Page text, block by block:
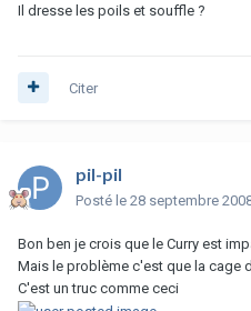
Il dresse les poils et souffle ?
Citer
pil-pil
Posté le 28 septembre
Bon ben je crois que le Curry est
Mais le problème c'est que la cage
C'est un truc comme ceci